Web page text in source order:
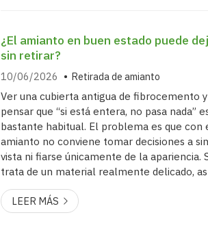
te...
¿El amianto en buen estado puede
sin retirar?
10/06/2026 Retirada de amianto
Ver una cubierta antigua de fibrocemento y
pensar que “si está entera, no pasa nada”
bastante habitual. El problema es que con
amianto no conviene tomar decisiones a
vista ni fiarse únicamente de la apariencia.
trata de un material realmente delicado,
dejarlo ahí o retirarlo implica un diagnóstico
especializado. ¿Cuándo puede mantenerse y
cuándo debe intervenirse? Desde Redondela
LEER MÁS